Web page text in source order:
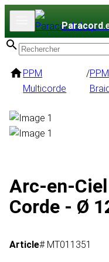
Paracord
PPM
Multicorde
/
Arc-en-Ciel
Corde - Ø
Article# MT011351